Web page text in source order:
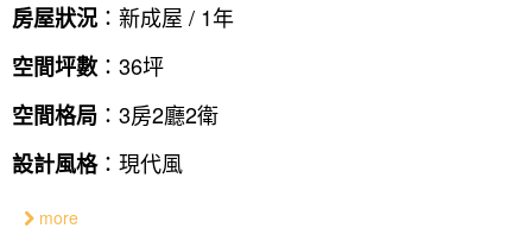
房屋狀況 ：新成屋 / 1年
空間坪數 ：36坪
空間格局 ：3房2廳2衛
設計風格：現代風
more
鄉村
工業
奢華
日式
中式
一般屋主方案
3房2聽 - 基本版
3房2廳 - 精裝版
國外案例
設計私房話
新竹市
基隆市